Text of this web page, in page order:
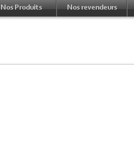
Nos Produits Nos revendeurs